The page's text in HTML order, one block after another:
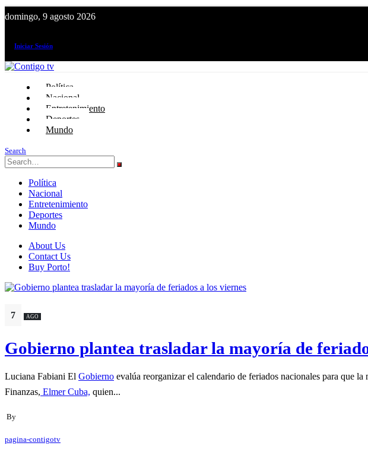
domingo, 9 agosto 2026
Iniciar Sesión
Política
Nacional
Entretenimiento
Deportes
Mundo
Search
Política
Nacional
Entretenimiento
Deportes
Mundo
About Us
Contact Us
Buy Porto!
7 AGO
Gobierno plantea trasladar la mayoría de
Luciana Fabiani El Gobierno evalúa reorganizar el calendario de feriados nacionales para que
Finanzas, Elmer Cuba, quien...
By
pagina-contigotv